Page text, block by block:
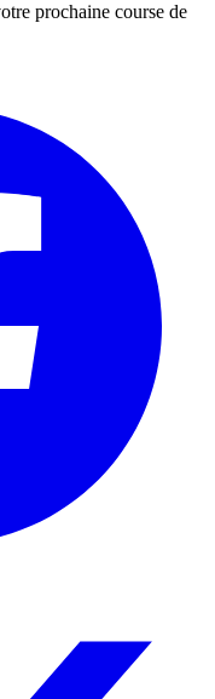
prochaine course de